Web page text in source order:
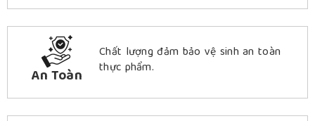
An Toàn
Chất lượng đảm bảo vệ sinh an toàn
thực phẩm.